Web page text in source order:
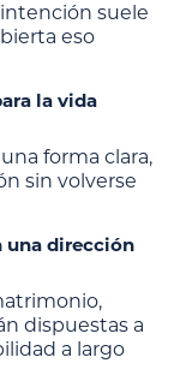
suele
eso
la vida
forma clara,
sin volverse
una dirección
dispuestas a
a largo